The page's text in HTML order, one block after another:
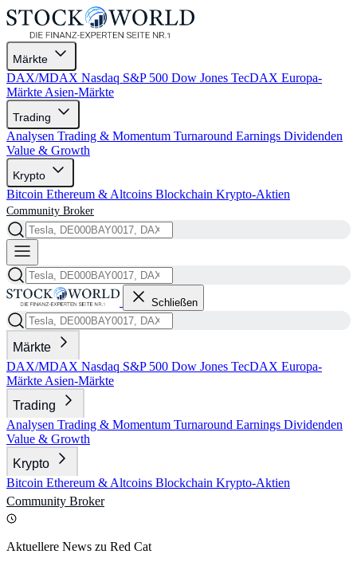
Märkte
DAX/MDAX Nasdaq S&P 500 Dow Jones TecDAX Europa-
Märkte Asien-Märkte
Trading
Analysen Trading & Momentum Turnaround Earnings Dividenden
Value & Growth
Krypto
Bitcoin Ethereum & Altcoins Blockchain Krypto-Aktien
Community Broker
Schließen
Märkte
DAX/MDAX Nasdaq S&P 500 Dow Jones TecDAX Europa-
Märkte Asien-Märkte
Trading
Analysen Trading & Momentum Turnaround Earnings Dividenden
Value & Growth
Krypto
Bitcoin Ethereum & Altcoins Blockchain Krypto-Aktien
Community Broker
Aktuellere News zu Red Cat